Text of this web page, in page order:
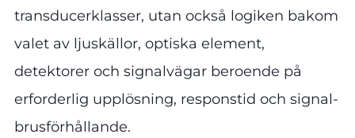
transducerklasser, utan också logiken bakom
valet av ljuskällor, optiska element,
detektorer och signalvägar beroende på
erforderlig upplösning, responstid och signal-
brusförhållande.